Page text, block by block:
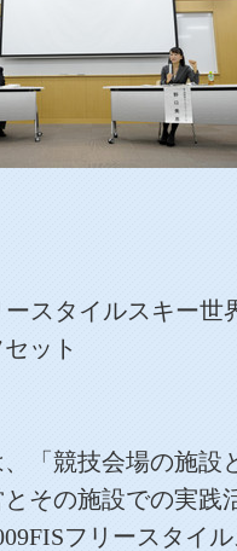
ースタイルスキー世
ット
「競技会場の施設
その施設での実践
フリースタイ